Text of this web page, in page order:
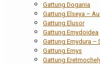
Gattung Dogania
Gattung Elseya –
Gattung Elusor
Gattung Emydoidea
Gattung Emydura
Gattung Emys
Gattung